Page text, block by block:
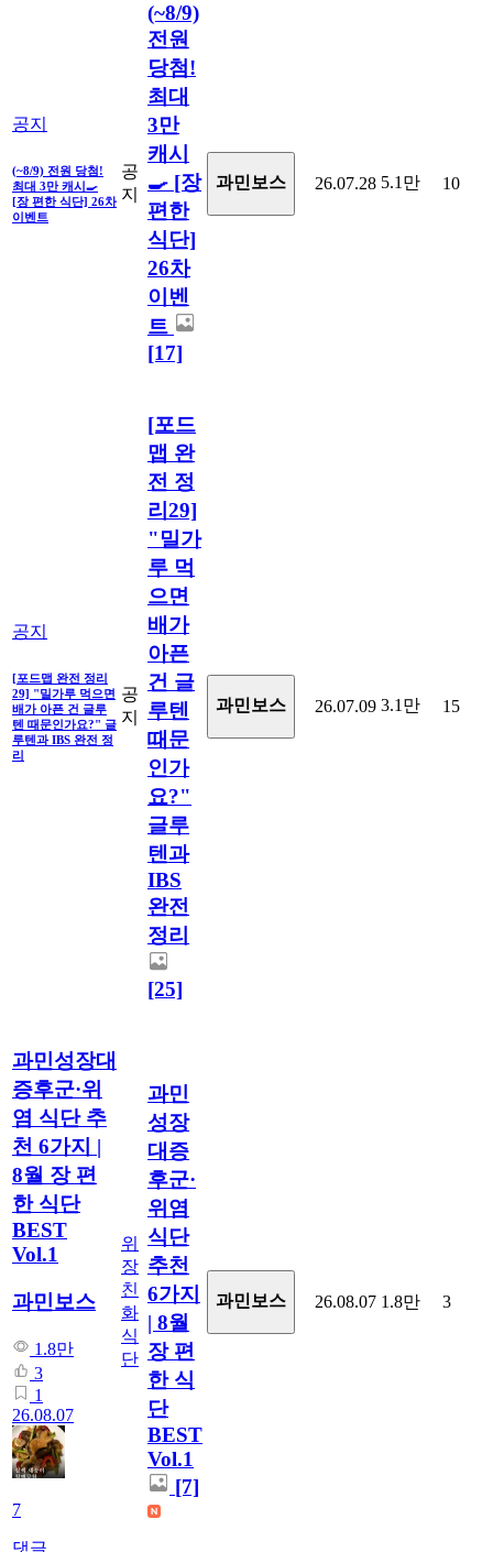
공지
(~8/9) 전원 당첨!
최대 3만 캐시🍳
[장 편한 식단] 26차
이벤트
공
지
(~8/9)
전원
당첨!
최대
3만
캐시
🍳 [장
편한
식단]
26차
이벤
트
[17]
과민보스 26.07.28 5.1만 10
공지
[포드맵 완전 정리
29] "밀가루 먹으면
배가 아픈 건 글루
텐 때문인가요?" 글
루텐과 IBS 완전 정
리
공
지
[포드
맵 완
전 정
리29]
"밀가
루 먹
으면
배가
아픈
건 글
루텐
때문
인가
요?"
글루
텐과
IBS
완전
정리
[25]
과민보스 26.07.09 3.1만 15
과민성장대
증후군·위
염 식단 추
천 6가지 |
8월 장 편
한 식단
BEST
Vol.1
과민보스
1.8만
3
1
26.08.07
7
댓글
위
장
친
화
식
단
과민
성장
대증
후군·
위염
식단
추천
6가지
| 8월
장 편
한 식
단
BEST
Vol.1
[7]
과민보스 26.08.07 1.8만 3